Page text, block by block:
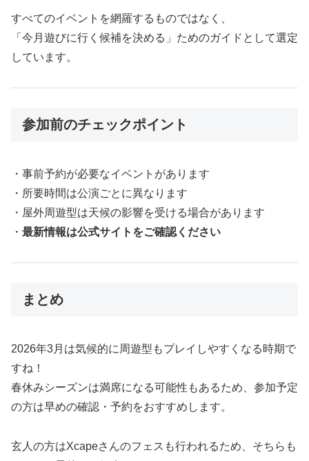
すべてのイベントを網羅するものではなく、
「今月遊びに行く候補を決める」ためのガイドとして選定
しています。
参加前のチェックポイント
・事前予約が必要なイベントがあります
・所要時間は公演ごとに異なります
・屋外周遊型は天候の影響を受ける場合があります
・ 最新情報は公式サイトをご確認ください
まとめ
2026年3月は気候的に周遊型もプレイしやすくなる時期で
すね！
春休みシーズンは満席になる可能性もあるため、参加予定
の方は早めの確認・予約をおすすめします。
玄人の方はXcapeさんのフェスも行われるため、そちらも